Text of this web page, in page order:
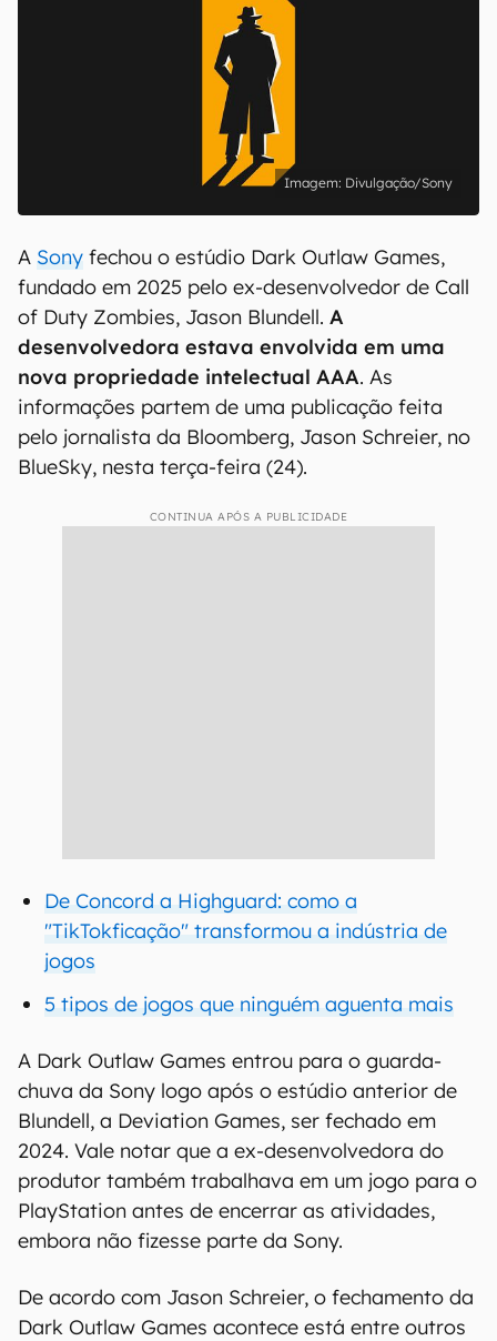
Divulgação/Sony
A Sony fechou o estúdio Dark Outlaw Games,
fundado em 2025 pelo ex-desenvolvedor de Call
of Duty Zombies, Jason Blundell. A
desenvolvedora estava envolvida em uma
nova propriedade intelectual AAA. As
informações partem de uma publicação feita
pelo jornalista da Bloomberg, Jason Schreier, no
BlueSky, nesta terça-feira (24).
CONTINUA APÓS A PUBLICIDADE
De Concord a Highguard: como a
"TikTokficação" transformou a indústria de
jogos
5 tipos de jogos que ninguém aguenta mais
A Dark Outlaw Games entrou para o guarda-
chuva da Sony logo após o estúdio anterior de
Blundell, a Deviation Games, ser fechado em
2024. Vale notar que a ex-desenvolvedora do
produtor também trabalhava em um jogo para o
PlayStation antes de encerrar as atividades,
embora não fizesse parte da Sony.
De acordo com Jason Schreier, o fechamento da
Dark Outlaw Games acontece está entre outros